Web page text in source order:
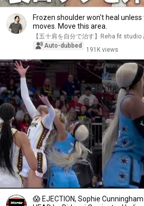
Frozen shoulder won't heal
moves. Move this area.
【五十肩を自分で治す】Reha fit studio
Auto-dubbed
191K views
😱 EJECTION, Sophie Cunningham